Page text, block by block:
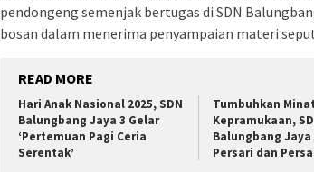
pendongeng semenjak bertugas di SDN
bosan dalam menerima penyampaian materi
READ MORE
Hari Anak Nasional 2025, SDN
Balungbang Jaya 3 Gelar
‘Pertemuan Pagi Ceria
Serentak’
Tumbuhkan Minat
Kepramukaan,
Balungbang Jaya
Persari dan